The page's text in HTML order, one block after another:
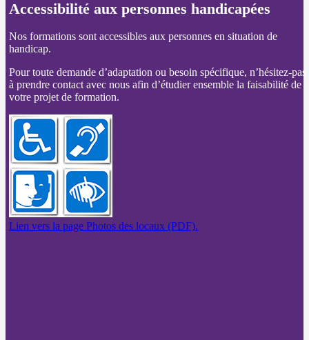
Accessibilité aux personnes handicapées
Nos formations sont accessibles aux personnes en situation de
handicap.
Pour toute demande d’adaptation ou besoin spécifique, n’hésitez-pas
à prendre contact avec nous afin d’étudier ensemble la faisabilité de
votre projet de formation.
Lien vers la page Photos des locaux (PDF).